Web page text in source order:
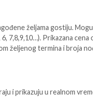
željama gostiju.
7,8,9,10…). Prikazana
željenog termina i broja
i prikazuju u realnom